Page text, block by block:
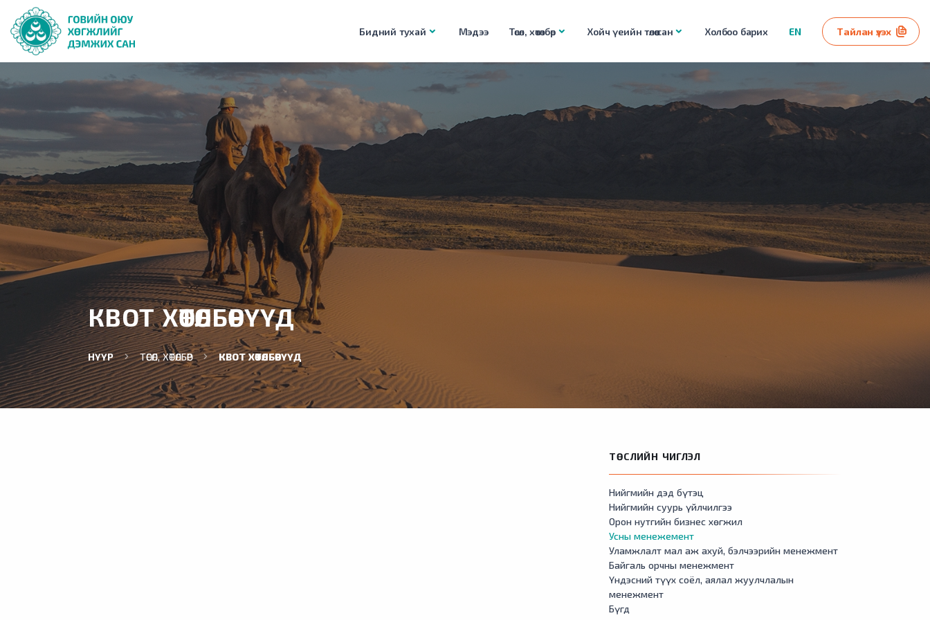
Бидний тухай Мэдээ Төсөл, хөтөлбөр Хойч үеийн төлөө сан Холбоо барих EN Тайлан үзэх
КВОТ ХӨТӨЛБӨРҮҮД
НҮҮР ТӨСӨЛ, ХӨТӨЛБӨР КВОТ ХӨТӨЛБӨРҮҮД
ТӨСЛИЙН ЧИГЛЭЛ
Нийгмийн дэд бүтэц
Нийгмийн суурь үйлчилгээ
Орон нутгийн бизнес хөгжил
Усны менежемент
Уламжлалт мал аж ахуй, бэлчээрийн менежмент
Байгаль орчны менежмент
Үндэсний түүх соёл, аялал жуулчлалын
менежмент
Бүгд